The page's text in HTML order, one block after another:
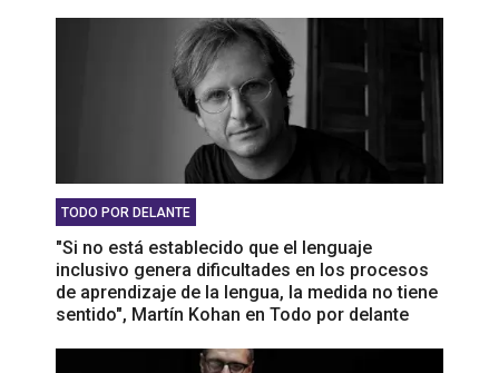
TODO POR DELANTE
"Si no está establecido que el lenguaje
inclusivo genera dificultades en los procesos
de aprendizaje de la lengua, la medida no tiene
sentido", Martín Kohan en Todo por delante